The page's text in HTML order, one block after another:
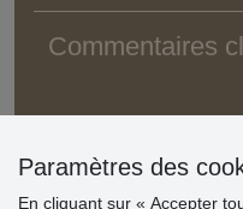
Commentaires
Paramètres des
En cliquant sur « Accepter